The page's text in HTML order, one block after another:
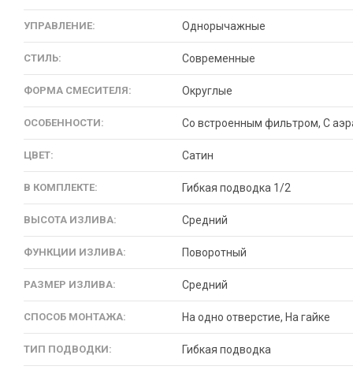
УПРАВЛЕНИЕ: Однорычажные
СТИЛЬ: Современные
ФОРМА СМЕСИТЕЛЯ: Округлые
ОСОБЕННОСТИ: Со встроенным фильтром, С
ЦВЕТ: Сатин
В КОМПЛЕКТЕ: Гибкая подводка 1/2
ВЫСОТА ИЗЛИВА: Средний
ФУНКЦИИ ИЗЛИВА: Поворотный
РАЗМЕР ИЗЛИВА: Средний
СПОСОБ МОНТАЖА: На одно отверстие, На гайке
ТИП ПОДВОДКИ: Гибкая подводка